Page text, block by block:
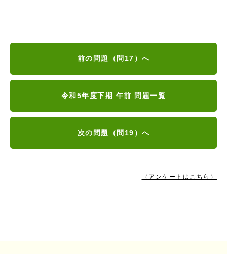
前の問題（問17）へ
令和5年度下期 午前 問題一覧
次の問題（問19）へ
（アンケートはこちら）